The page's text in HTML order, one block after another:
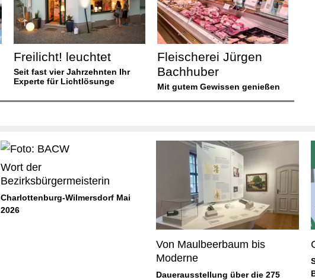
Freilicht! leuchtet
Seit fast vier Jahrzehnten Ihr
Experte für Lichtlösunge
Fleischerei Jürgen
Bachhuber
Mit gutem Gewissen genießen
Wort der
Bezirksbürgermeisterin
Charlottenburg-Wilmersdorf Mai
2026
Von Maulbeerbaum bis
Moderne
Dauerausstellung über die 275